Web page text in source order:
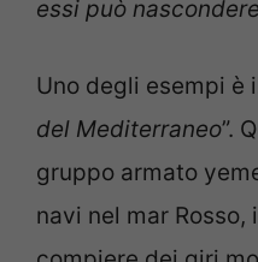
essi può
Uno degli esempi è
del Mediterraneo”.
gruppo armato
navi nel mar